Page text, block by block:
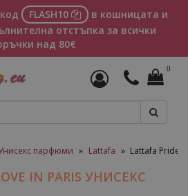
FLASH10
в кошницата и
отстъпка за всички
над 80€
0
парфюми » Lattafa » Lattafa Pride
IN PARIS УНИСЕКС